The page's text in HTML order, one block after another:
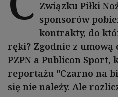
Związku Piłki
sponsorów
kontrakty, do
ręki? Zgodnie z umową
PZPN a Publicon
reportażu "Czarno na
się nie należy. Ale